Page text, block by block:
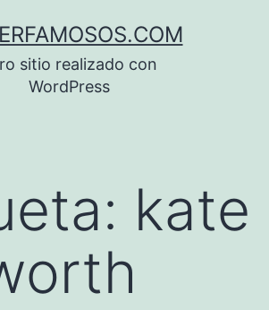
sitio realizado con
WordPress
kate